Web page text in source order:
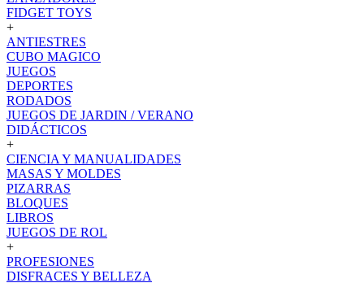
FIDGET TOYS
+
ANTIESTRES
CUBO MAGICO
JUEGOS
DEPORTES
RODADOS
JUEGOS DE JARDIN / VERANO
DIDÁCTICOS
+
CIENCIA Y MANUALIDADES
MASAS Y MOLDES
PIZARRAS
BLOQUES
LIBROS
JUEGOS DE ROL
+
PROFESIONES
DISFRACES Y BELLEZA